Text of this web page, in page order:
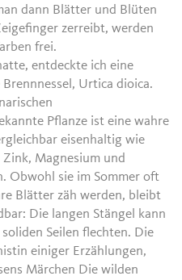
dann Blätter und Blüten
zerreibt, werden
frei.
entdeckte ich eine
Urtica dioica.
Pflanze ist eine wahre
eisenhaltig wie
Magnesium und
Obwohl sie im Sommer oft
Blätter zäh werden, bleibt
Die langen Stängel kann
Seilen flechten. Die
einiger Erzählungen,
Märchen Die wilden